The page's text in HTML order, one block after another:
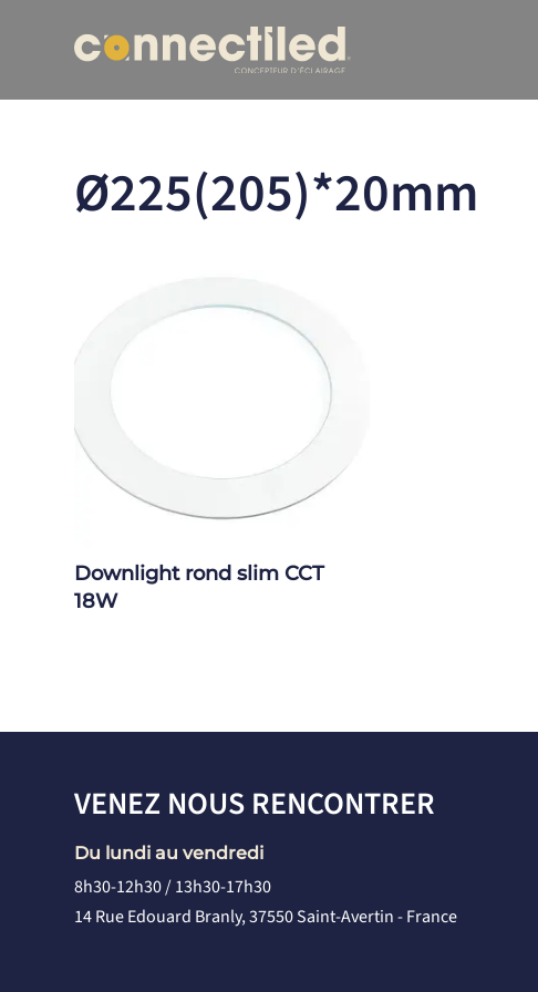
Ø225(205)*20mm
Downlight rond slim CCT
18W
VENEZ NOUS RENCONTRER
Du lundi au vendredi
8h30-12h30 / 13h30-17h30
14 Rue Edouard Branly, 37550 Saint-Avertin - France